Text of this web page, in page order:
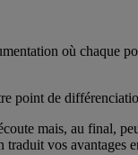
où chaque
point de
mais, au final,
traduit vos avantages